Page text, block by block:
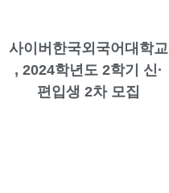
사이버한국외국어대학교
, 2024학년도 2학기 신·
편입생 2차 모집